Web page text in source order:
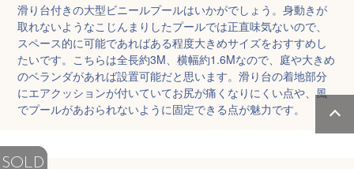
滑り台付きの大型ビニールプールはいかがでしょう。身動きが
取れないようなこじんまりしたプールでは正直味気ないので、
スペース的に可能であればある程度大きめサイズをおすすめし
たいです。こちらは全長約3M、横幅約1.6Mなので、庭や大きめ
のベランダがあれば設置可能だと思います。滑り台の着地部分
にエアクッションが付いていてお尻が痛くなりにくい点や、風
でプールがあおられないように固定できる点が魅力です。
SOLD